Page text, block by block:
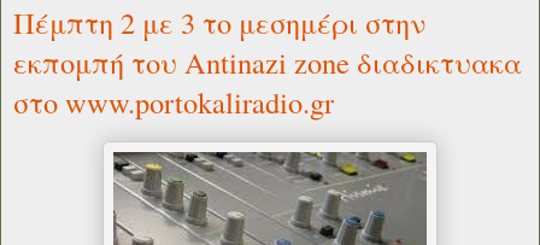
Πέμπτη 2 με 3 το μεσημέρι στην
εκπομπή του Antinazi zone διαδικτυακα
στο www.portokaliradio.gr